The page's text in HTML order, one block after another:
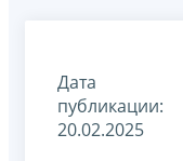
Дата
публикации:
20.02.2025